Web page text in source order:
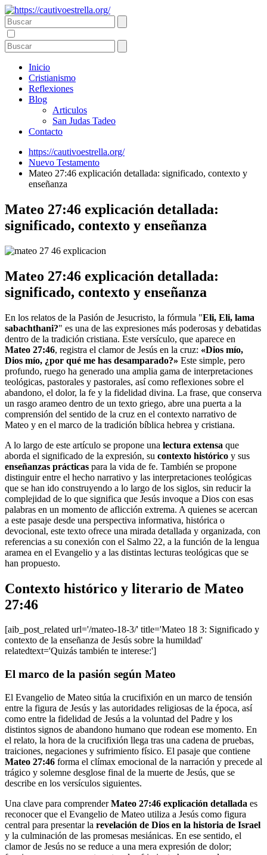
Inicio
Cristianismo
Reflexiones
Blog
Articulos
San Judas Tadeo
Contacto
https://cautivoestrella.org/
Nuevo Testamento
Mateo 27:46 explicación detallada: significado, contexto y
enseñanza
Mateo 27:46 explicación detallada:
significado, contexto y enseñanza
Mateo 27:46 explicación detallada:
significado, contexto y enseñanza
En los relatos de la Pasión de Jesucristo, la fórmula "Eli, Eli, lama
sabachthani?" es una de las expresiones más poderosas y debatidas
dentro de la tradición cristiana. Este versículo, que aparece en
Mateo 27:46, registra el clamor de Jesús en la cruz: «Dios mío,
Dios mío, ¿por qué me has desamparado?» Este simple, pero
profundo, ruego ha generado una amplia gama de interpretaciones
teológicas, pastorales y pastorales, así como reflexiones sobre el
abandono, el dolor, la fe y la fidelidad divina. La frase, que conserva
un rasgo arameo dentro de un texto griego, abre una puerta a la
comprensión del sentido de la cruz en el contexto narrativo de
Mateo y en el marco de la tradición bíblica hebrea y cristiana.
A lo largo de este artículo se propone una lectura extensa que
aborda el significado de la expresión, su contexto histórico y sus
enseñanzas prácticas para la vida de fe. También se propone
distinguir entre el hecho narrativo y las interpretaciones teológicas
que se han ido construyendo a lo largo de los siglos, sin reducir la
complejidad de lo que significa que Jesús invoque a Dios con esas
palabras en un momento de aflicción extrema. A quienes se acercan
a este pasaje desde una perspectiva informativa, histórica o
devocional, este texto ofrece una mirada detallada y organizada, con
referencias a su conexión con el Salmo 22, a la función de la lengua
aramea en el Evangelio y a las distintas lecturas teológicas que se
han propuesto.
Contexto histórico y literario de Mateo
27:46
[aib_post_related url='/mateo-18-3/' title='Mateo 18 3: Significado y
contexto de la enseñanza de Jesús sobre la humildad'
relatedtext='Quizás también te interese:']
El marco de la pasión según Mateo
El Evangelio de Mateo sitúa la crucifixión en un marco de tensión
entre la figura de Jesús y las autoridades religiosas de la época, así
como entre la fidelidad de Jesús a la voluntad del Padre y los
distintos signos de abandono humano que rodean ese momento. En
el relato, la hora de la crucifixión llega tras una cadena de pruebas,
traiciones, negaciones y sufrimiento físico. El pasaje que contiene
Mateo 27:46 forma el clímax emocional de la narración y precede al
trágico y solemne desglose final de la muerte de Jesús, que se
describe en los versículos siguientes.
Una clave para comprenderMateo 27:46 explicación detallada es
reconocer que el Evangelio de Mateo utiliza a Jesús como figura
central para presentar la revelación de Dios en la historia de Israel
y la culminación de las promesas mesiánicas. En ese sentido, el
clamor de Jesús no se reduce a una mera expresión de dolor;